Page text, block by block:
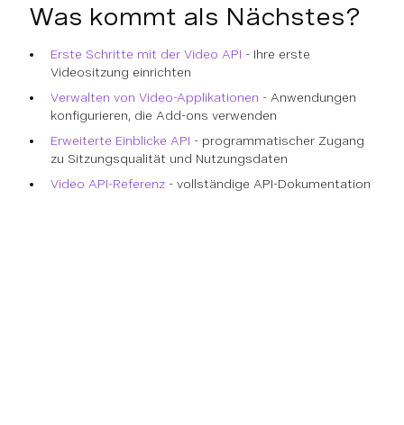
Was kommt als Nächstes?
Erste Schritte mit der Video API - Ihre erste
Videositzung einrichten
Verwalten von Video-Applikationen - Anwendungen
konfigurieren, die Add-ons verwenden
Erweiterte Einblicke API - programmatischer Zugang
zu Sitzungsqualität und Nutzungsdaten
Video API-Referenz - vollständige API-Dokumentation